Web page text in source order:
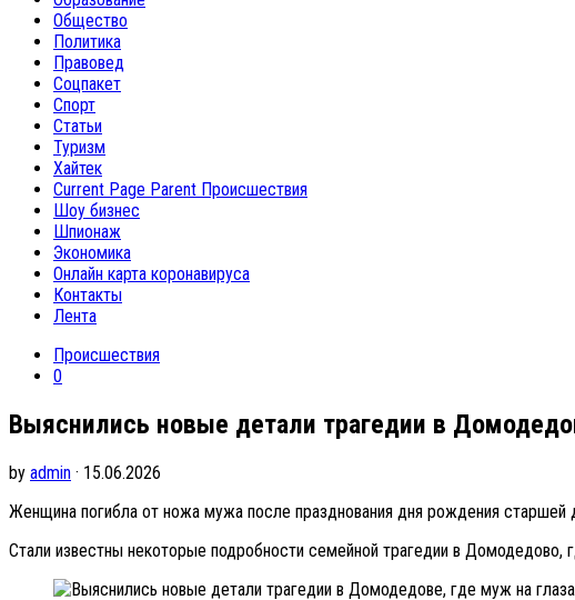
Общество
Политика
Правовед
Соцпакет
Спорт
Статьи
Туризм
Хайтек
Current Page Parent Происшествия
Шоу бизнес
Шпионаж
Экономика
Онлайн карта коронавируса
Контакты
Лента
Происшествия
0
Выяснились новые детали трагедии в
by admin · 15.06.2026
Женщина погибла от ножа мужа после празднования дня рождения старшей
Стали известны некоторые подробности семейной трагедии в